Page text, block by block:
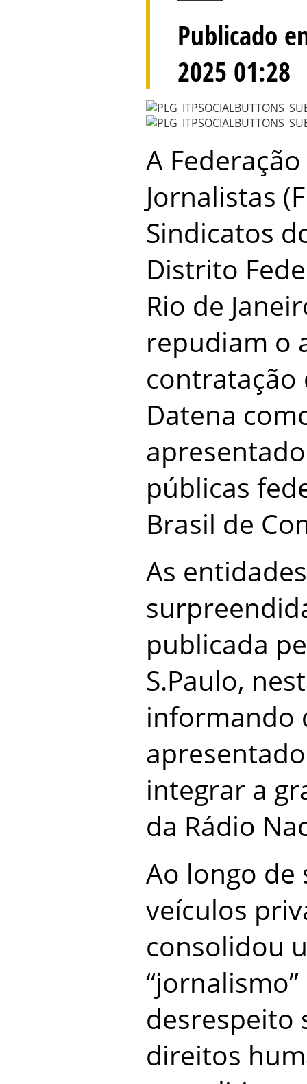
Publicado
2025 01:28
A
Jornalistas
Sindicatos
Distrito
Rio de
repudiam o
contratação
Datena
públicas
Brasil de
As
publicada
S.Paulo,
informando
integrar a
da Rádio
Ao longo
veículos
consolidou
desrespeito
direitos